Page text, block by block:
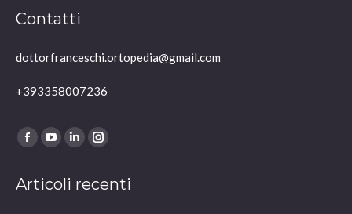
Contatti
dottorfranceschi.ortopedia@gmail.com
+393358007236
Ci puoi trovare su:
Facebook
opens
YouTube
opens
Linkedin
opens
Instagram
opens
Articoli recenti